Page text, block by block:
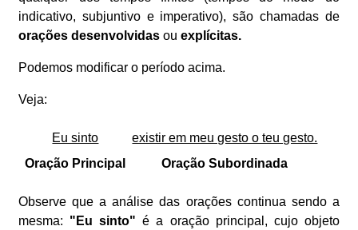
indicativo, subjuntivo e imperativo), são chamadas de
orações desenvolvidasouexplícitas.
Podemos modificar o período acima.
Veja:
Eu sinto
existir em meu gesto o teu gesto.
Oração Principal
Oração Subordinada
Observe que a análise das orações continua sendo a
mesma: "Eu sinto" é a oração principal, cujo objeto